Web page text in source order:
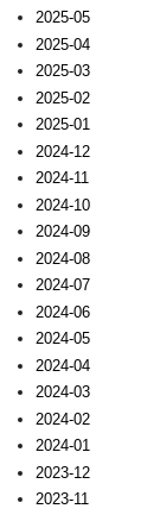
2025-05
2025-04
2025-03
2025-02
2025-01
2024-12
2024-11
2024-10
2024-09
2024-08
2024-07
2024-06
2024-05
2024-04
2024-03
2024-02
2024-01
2023-12
2023-11